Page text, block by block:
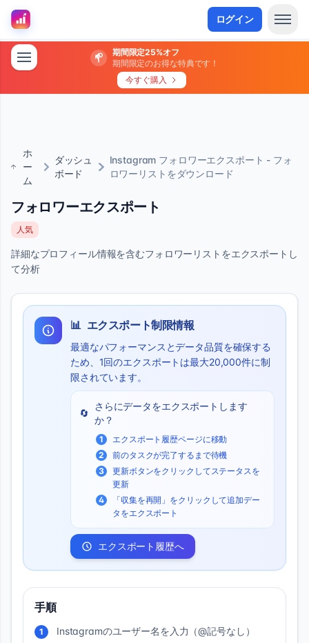
ログイン
期間限定25%オフ
期間限定のお得な特典です！
今すぐ購入
ホ
ー
ム
ダッシュ
ボード
Instagram フォロワーエクスポート - フォ
ロワーリストをダウンロード
フォロワーエクスポート
人気
詳細なプロフィール情報を含むフォロワーリストをエクスポートし
て分析
📊 エクスポート制限情報
最適なパフォーマンスとデータ品質を確保する
ため、1回のエクスポートは最大20,000件に制
限されています。
🔄
さらにデータをエクスポートします
か？
1
エクスポート履歴ページに移動
2
前のタスクが完了するまで待機
3
更新ボタンをクリックしてステータスを
更新
4
「収集を再開」をクリックして追加デー
タをエクスポート
エクスポート履歴へ
手順
1 Instagramのユーザー名を入力（@記号なし）